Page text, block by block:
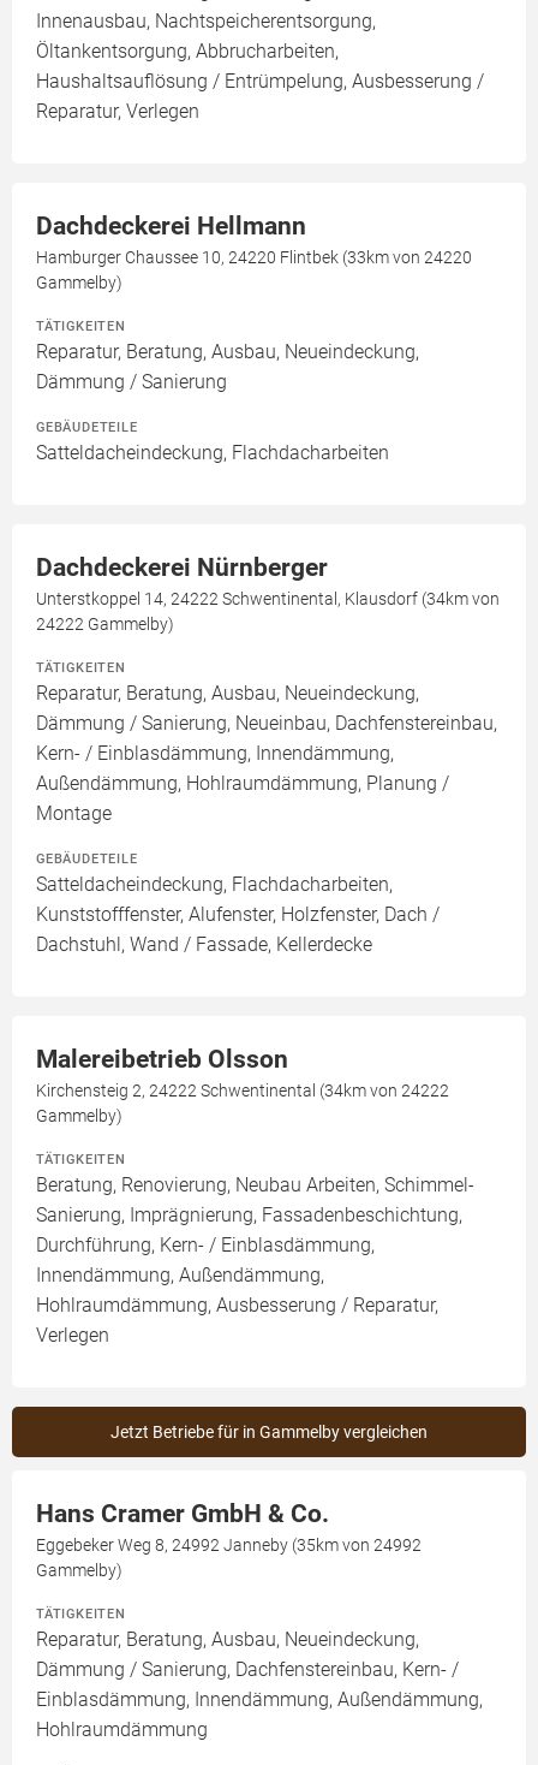
Innenausbau, Nachtspeicherentsorgung,
Öltankentsorgung, Abbrucharbeiten,
Haushaltsauflösung / Entrümpelung, Ausbesserung /
Reparatur, Verlegen
Dachdeckerei Hellmann
Hamburger Chaussee 10, 24220 Flintbek (33km von 24220
Gammelby)
TÄTIGKEITEN
Reparatur, Beratung, Ausbau, Neueindeckung,
Dämmung / Sanierung
GEBÄUDETEILE
Satteldacheindeckung, Flachdacharbeiten
Dachdeckerei Nürnberger
Unterstkoppel 14, 24222 Schwentinental, Klausdorf (34km von
24222 Gammelby)
TÄTIGKEITEN
Reparatur, Beratung, Ausbau, Neueindeckung,
Dämmung / Sanierung, Neueinbau, Dachfenstereinbau,
Kern- / Einblasdämmung, Innendämmung,
Außendämmung, Hohlraumdämmung, Planung /
Montage
GEBÄUDETEILE
Satteldacheindeckung, Flachdacharbeiten,
Kunststofffenster, Alufenster, Holzfenster, Dach /
Dachstuhl, Wand / Fassade, Kellerdecke
Malereibetrieb Olsson
Kirchensteig 2, 24222 Schwentinental (34km von 24222
Gammelby)
TÄTIGKEITEN
Beratung, Renovierung, Neubau Arbeiten, Schimmel-
Sanierung, Imprägnierung, Fassadenbeschichtung,
Durchführung, Kern- / Einblasdämmung,
Innendämmung, Außendämmung,
Hohlraumdämmung, Ausbesserung / Reparatur,
Verlegen
Jetzt Betriebe für in Gammelby vergleichen
Hans Cramer GmbH & Co.
Eggebeker Weg 8, 24992 Janneby (35km von 24992
Gammelby)
TÄTIGKEITEN
Reparatur, Beratung, Ausbau, Neueindeckung,
Dämmung / Sanierung, Dachfenstereinbau, Kern- /
Einblasdämmung, Innendämmung, Außendämmung,
Hohlraumdämmung